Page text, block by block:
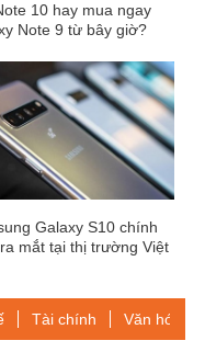
10 hay mua ngay
Note 9 từ bây giờ?
Galaxy S10 chính
mắt tại thị trường Việt
Tài chính Văn hóa-